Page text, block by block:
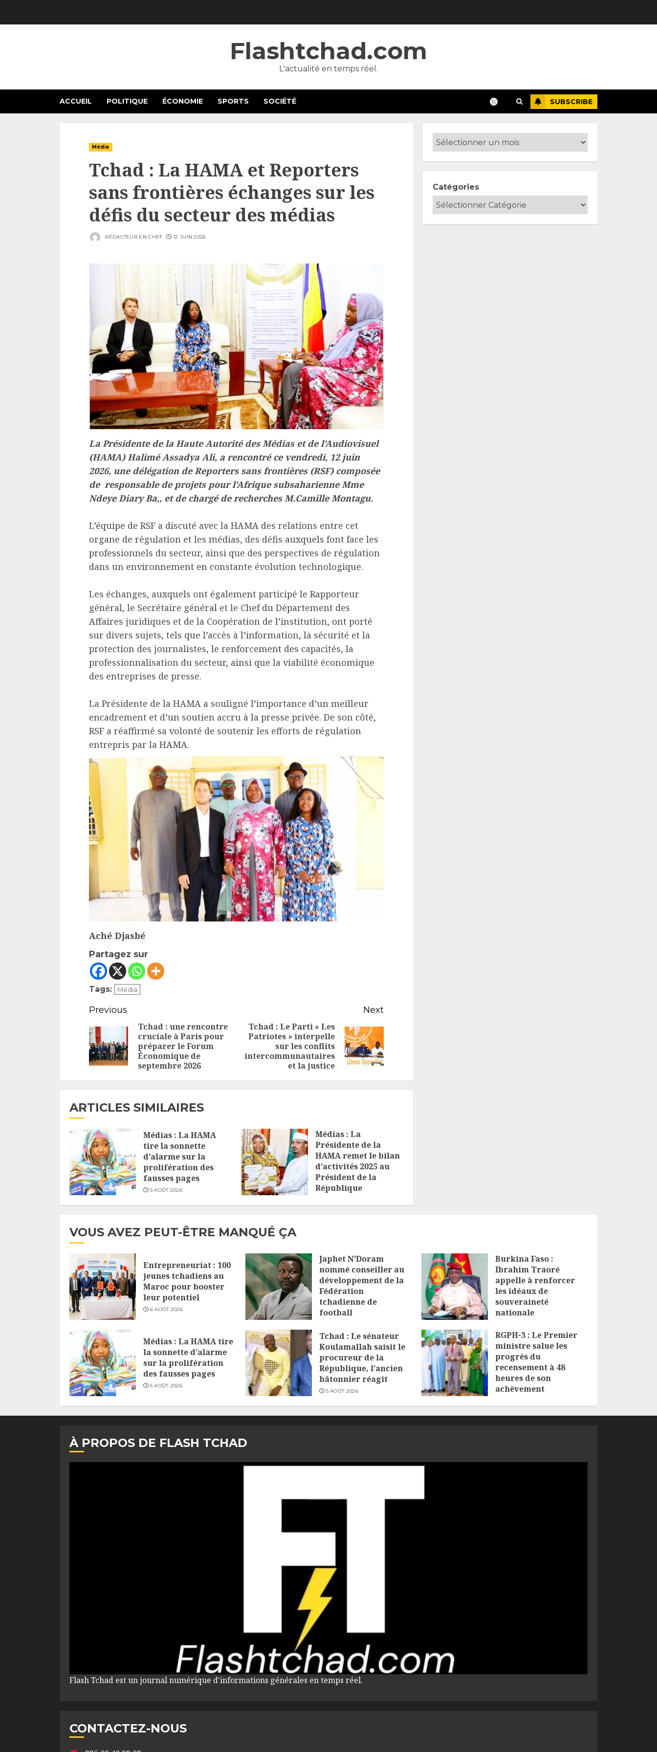
Flashtchad.com
L'actualité en temps réel.
ACCUEIL POLITIQUE ÉCONOMIE SPORTS SOCIÉTÉ SUBSCRIBE
Média
Tchad : La HAMA et Reporters
sans frontières échanges sur les
défis du secteur des médias
RÉDACTEUR EN CHEF 12 JUIN 2026
La Présidente de la Haute Autorité des Médias et de l’Audiovisuel
(HAMA) Halimé Assadya Ali, a rencontré ce vendredi, 12 juin
2026, une délégation de Reporters sans frontières (RSF) composée
de responsable de projets pour l’Afrique subsaharienne Mme
Ndeye Diary Ba,, et de chargé de recherches M.Camille Montagu.
L’équipe de RSF a discuté avec la HAMA des relations entre cet
organe de régulation et les médias, des défis auxquels font face les
professionnels du secteur, ainsi que des perspectives de régulation
dans un environnement en constante évolution technologique.
Les échanges, auxquels ont également participé le Rapporteur
général, le Secrétaire général et le Chef du Département des
Affaires juridiques et de la Coopération de l’institution, ont porté
sur divers sujets, tels que l’accès à l’information, la sécurité et la
protection des journalistes, le renforcement des capacités, la
professionnalisation du secteur, ainsi que la viabilité économique
des entreprises de presse.
La Présidente de la HAMA a souligné l’importance d’un meilleur
encadrement et d’un soutien accru à la presse privée. De son côté,
RSF a réaffirmé sa volonté de soutenir les efforts de régulation
entrepris par la HAMA.
Aché Djasbé
Partagez sur
Tags: Média
Continue
Reading
Previous
Previous
post:
Tchad : une rencontre
cruciale à Paris pour
préparer le Forum
Économique de
septembre 2026
Next
post:
Tchad : Le Parti « Les
Patriotes » interpelle
sur les conflits
intercommunautaires
et la justice
ARTICLES SIMILAIRES
Médias : La HAMA
tire la sonnette
d’alarme sur la
prolifération des
fausses pages
5 AOÛT 2026
Médias : La
Présidente de la
HAMA remet le bilan
d’activités 2025 au
Président de la
République
Catégories
VOUS AVEZ PEUT-ÊTRE MANQUÉ ÇA
Entrepreneuriat : 100
jeunes tchadiens au
Maroc pour booster
leur potentiel
6 AOÛT 2026
Japhet N’Doram
nommé conseiller au
développement de la
Fédération
tchadienne de
football
Burkina Faso :
Ibrahim Traoré
appelle à renforcer
les idéaux de
souveraineté
nationale
Médias : La HAMA tire
la sonnette d’alarme
sur la prolifération
des fausses pages
5 AOÛT 2026
Tchad : Le sénateur
Koulamallah saisit le
procureur de la
République, l’ancien
bâtonnier réagit
5 AOÛT 2026
RGPH-3 : Le Premier
ministre salue les
progrès du
recensement à 48
heures de son
achèvement
À PROPOS DE FLASH TCHAD
Flash Tchad est un journal numérique d'informations générales en temps réel.
CONTACTEZ-NOUS